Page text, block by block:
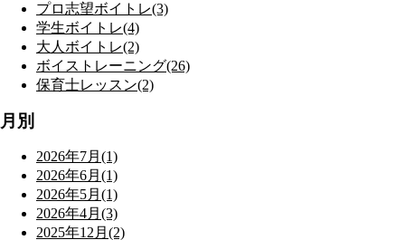
プロ志望ボイトレ(3)
学生ボイトレ(4)
大人ボイトレ(2)
ボイストレーニング(26)
保育士レッスン(2)
月別
2026年7月(1)
2026年6月(1)
2026年5月(1)
2026年4月(3)
2025年12月(2)